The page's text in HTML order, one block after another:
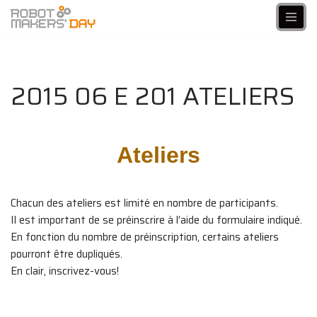
2015 06 E 201 ATELIERS
Ateliers
Chacun des ateliers est limité en nombre de participants.
Il est important de se préinscrire à l’aide du formulaire indiqué.
En fonction du nombre de préinscription, certains ateliers
pourront être dupliqués.
En clair, inscrivez-vous!